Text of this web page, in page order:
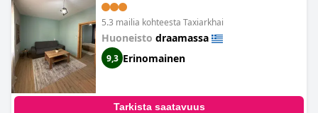
5.3 mailia kohteesta Taxiarkhai
Huoneisto draamassa
9,3 Erinomainen
Tarkista saatavuus